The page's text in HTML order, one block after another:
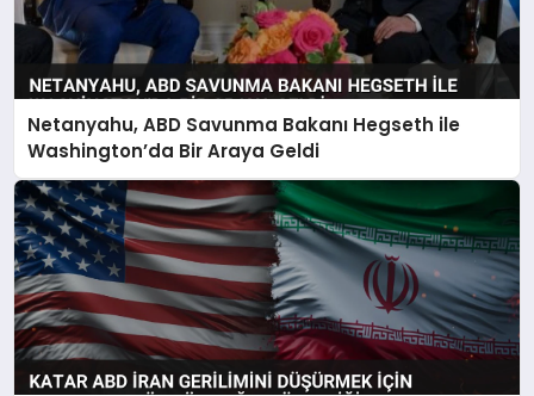
Netanyahu, ABD Savunma Bakanı Hegseth ile
Washington’da Bir Araya Geldi